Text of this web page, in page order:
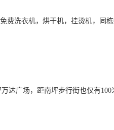
费洗衣机，烘干机，挂烫机，同
达广场，距南坪步行街也仅有100